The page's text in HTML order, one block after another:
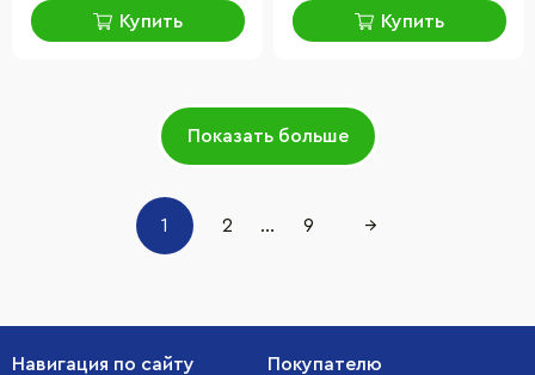
Купить Купить
Показать больше
1 2 ... 9 →
Навигация по сайту Покупателю